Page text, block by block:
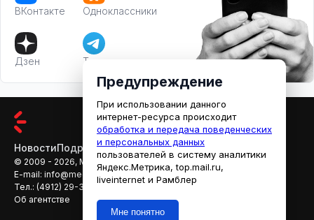
ВКонтакте Одноклассники
Дзен Телеграм
НовостиПодробностиАфишаКино
© 2009 - 2026, МЕДИАРЯЗАНЬ
E-mail: info@mediaryazan.ru
reklama@mediaryazan.ru
Тел.: (4912) 29-33-66
Об агентстве
Предупреждение
При использовании данного
интернет-ресурса происходит
обработка и передача поведенческих
и персональных данных
пользователей в систему аналитики
Яндекс.Метрика, top.mail.ru,
liveinternet и Рамблер
Мне понятно